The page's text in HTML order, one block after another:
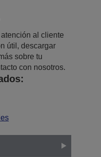
al cliente
útil, descargar
sobre tu
con nosotros.